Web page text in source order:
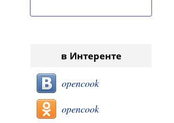
в Интеренте
opencook
opencook